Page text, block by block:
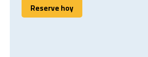
Reserve hoy
Reserve hoy